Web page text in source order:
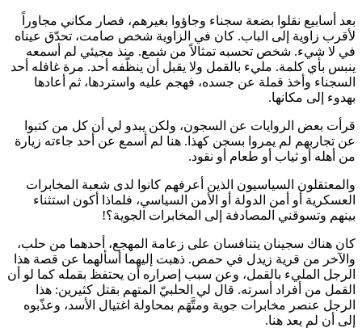
بعد أسابيع نقلوا بضعة سجناء وجاؤوا بغيرهم، فصار مكاني مجاوراً
لأقرب زاوية إلى الباب. كان في الزاوية شخص صامت، تحدّق عيناه
في لا شيء. شخص تحسبه تمثالاً من شمع. منذ مجيئي لم أسمعه
ينبس بأي كلمة. مليء بالقمل ولا يقبل أن ينظّفه أحد. مرة غافله أحد
السجناء وأخذ قملة عن جسده، فهجم عليه واستردها، ثم أعادها
بهدوء إلى مكانها.
قرأت بعض الروايات عن السجون، ولكن يبدو لي أن كل من كتبوا
عن تجاربهم لم يمروا بسجن كهذا. هنا لم أسمع عن أحد جاءته زيارة
من أهله أو ثياب أو طعام أو نقود.
والمعتقلون السياسيون الذين أعرفهم كانوا لدى شعبة المخابرات
العسكرية أو أمن الدولة أو الأمن السياسي، فلماذا أكون استثناء
بينهم وتسوقني المصادفة إلى المخابرات الجوية؟!
كان هناك سجينان يتنافسان على زعامة المهجع، أحدهما من حلب،
والآخر من قرية زيدل في حمص. ذهبت إليهما أسألهما عن قصة هذا
الرجل المليء بالقمل، وعن سبب إصراره أن يحتفظ بقمله كما لو أن
القمل من أفراد أسرته. قال لي الحلبيّ المتهم بقتل كثيرين: هذا
الرجل عنصر مخابرات جوية ومتَّهَم بمحاولة اغتيال الأسد، وعذّبوه
إلى أن لم يعد هنا.